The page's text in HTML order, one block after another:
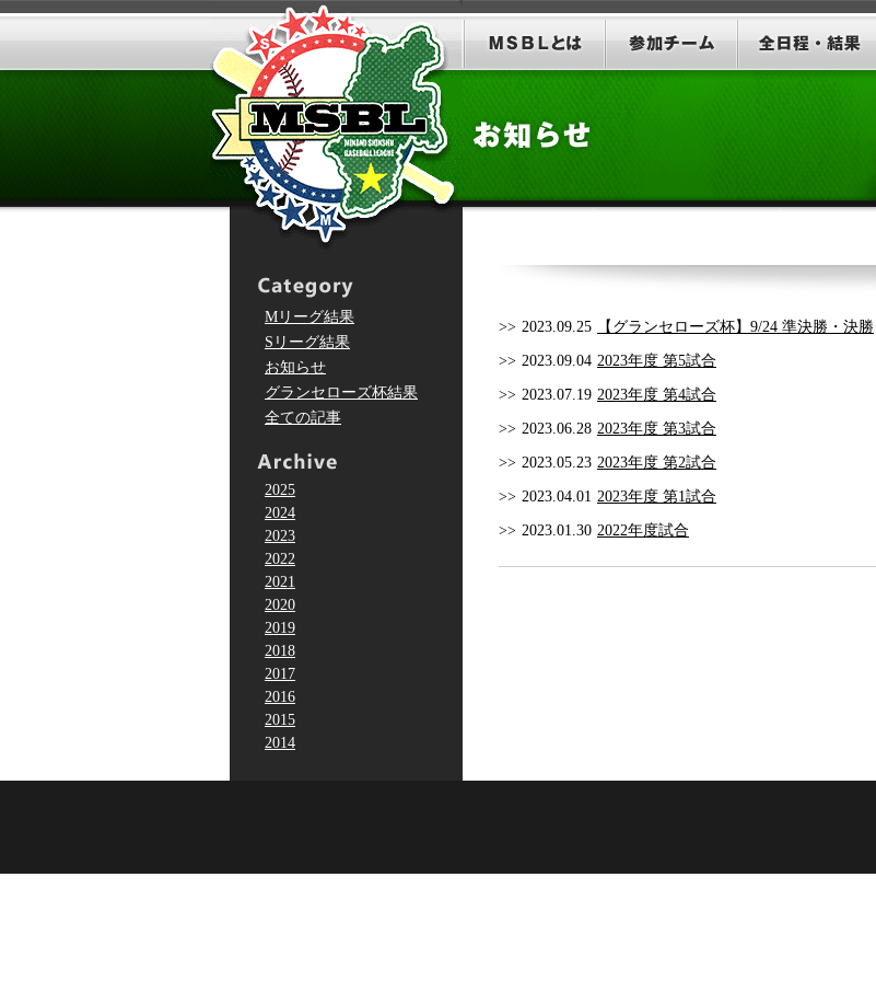
Mリーグ結果
Sリーグ結果
お知らせ
グランセローズ杯結果
全ての記事
2025
2024
2023
2022
2021
2020
2019
2018
2017
2016
2015
2014
>> 2023.09.25 【グランセローズ杯】9/24 準決勝・決勝
>> 2023.09.04 2023年度 第5試合
>> 2023.07.19 2023年度 第4試合
>> 2023.06.28 2023年度 第3試合
>> 2023.05.23 2023年度 第2試合
>> 2023.04.01 2023年度 第1試合
>> 2023.01.30 2022年度試合